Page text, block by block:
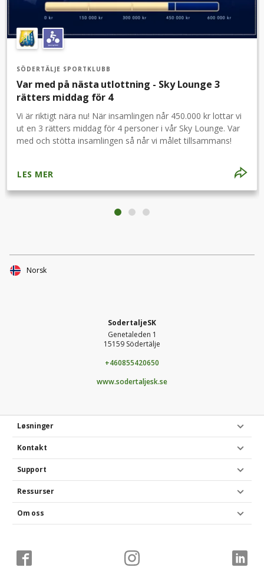
SÖDERTÄLJE SPORTKLUBB
Var med på nästa utlottning - Sky Lounge 3
rätters middag för 4
Vi är riktigt nära nu! När insamlingen når 450.000 kr lottar vi
ut en 3 rätters middag för 4 personer i vår Sky Lounge. Var
med och stötta insamlingen så når vi målet tillsammans!
LES MER
SodertaljeSK
Genetaleden 1
15159 Södertälje
+460855420650
www.sodertaljesk.se
Løsninger
Kontakt
Support
Ressurser
Om oss
Norsk